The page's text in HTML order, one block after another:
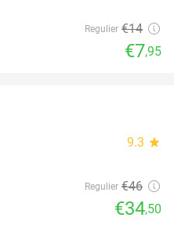
Regulier €14
€7,95
9.3 star
Regulier €46
€34,50